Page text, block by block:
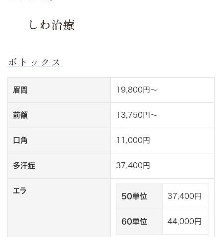
しわ治療
ボトックス
眉間 19,800円～
前額 13,750円～
口角 11,000円
多汗症 37,400円
エラ
50単位 37,400円
60単位 44,000円